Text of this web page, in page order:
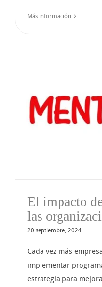
Más información
El impacto
las
20 septiembre, 2024
Cada vez más
implementar
estrategia para